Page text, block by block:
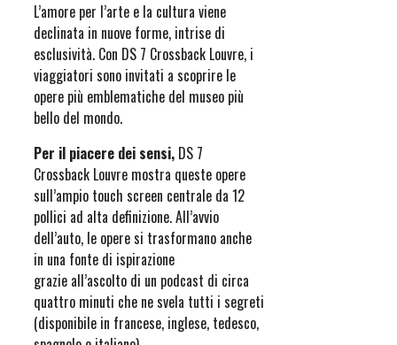
L’amore per l’arte e la cultura viene
declinata in nuove forme, intrise di
esclusività. Con DS 7 Crossback Louvre, i
viaggiatori sono invitati a scoprire le
opere più emblematiche del museo più
bello del mondo.
Per il piacere dei sensi, DS 7
Crossback Louvre mostra queste opere
sull’ampio touch screen centrale da 12
pollici ad alta definizione. All’avvio
dell’auto, le opere si trasformano anche
in una fonte di ispirazione
grazie all’ascolto di un podcast di circa
quattro minuti che ne svela tutti i segreti
(disponibile in francese, inglese, tedesco,